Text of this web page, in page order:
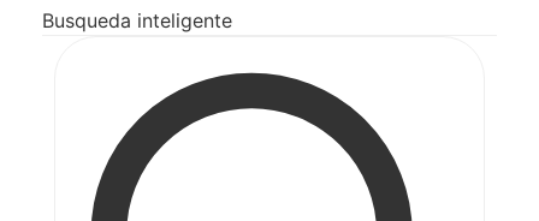
Busqueda inteligente